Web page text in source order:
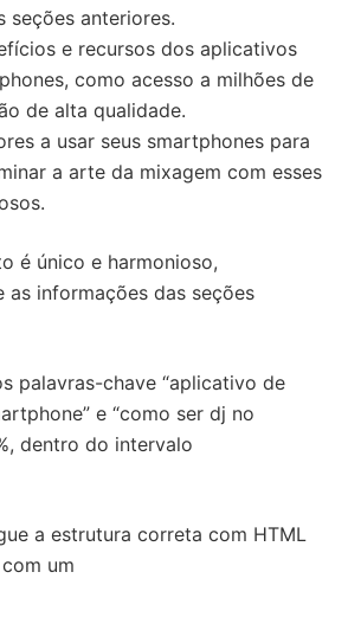
seções anteriores.
e recursos dos aplicativos
como acesso a milhões de
de alta qualidade.
a usar seus smartphones para
a arte da mixagem com esses
é único e harmonioso,
as informações das seções
palavras-chave “aplicativo de
e “como ser dj no
dentro do intervalo
a estrutura correta com HTML
um